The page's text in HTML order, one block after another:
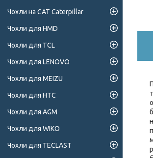
Чохли на CAT Caterpillar
Чохли для HMD
Чохли для TCL
Чохли для LENOVO
Чохли для MEIZU
Чохли для HTC
Чохли для AGM
Чохли для WIKO
Чохли для TECLAST